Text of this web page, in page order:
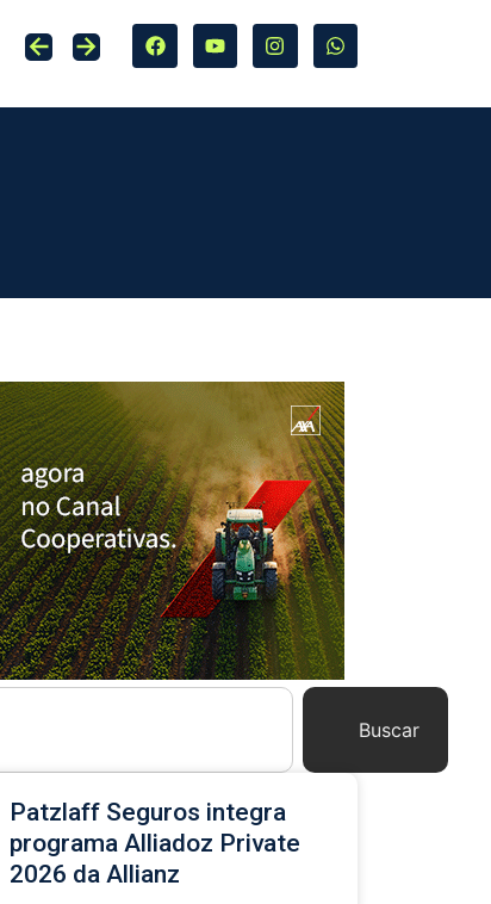
Buscar
Patzlaff Seguros integra
programa Alliadoz Private
2026 da Allianz